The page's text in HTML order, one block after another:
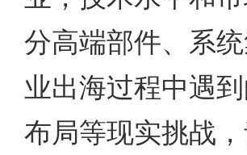
分高端部件、系
业出海过程中遇
布局等现实挑战